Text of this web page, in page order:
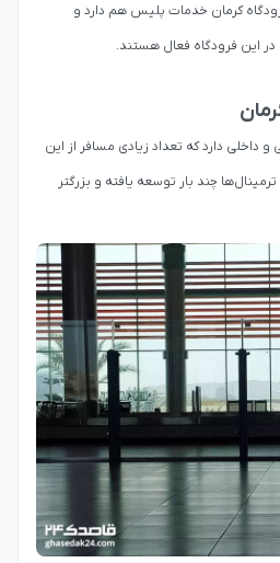
کرمان خدمات پلیس هم دارد و
در این فرودگاه فعال هستند.
و داخلی دارد که تعداد زیادی مسافر از این
چند بار توسعه یافته و بزرگتر